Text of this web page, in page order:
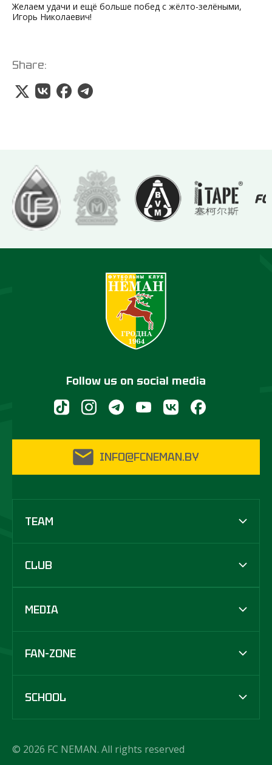
Желаем удачи и ещё больше побед с жёлто-зелёными,
Игорь Николаевич!
Share:
Follow us on social media
INFO@FCNEMAN.BY
TEAM
CLUB
MEDIA
FAN-ZONE
SCHOOL
© 2026 FC NEMAN. All rights reserved